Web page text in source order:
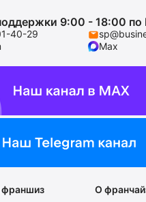
9:00 - 18:00
40-29
Max
франшиз
О